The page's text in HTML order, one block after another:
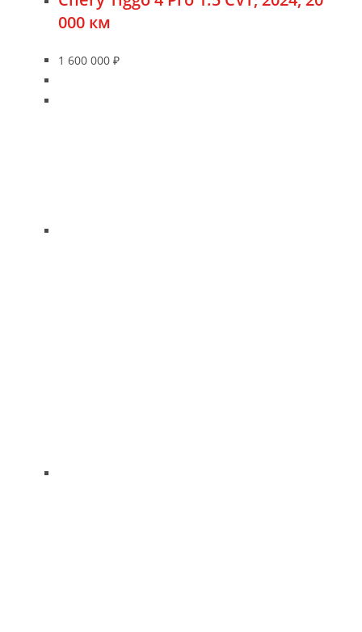
000 км
1 600 000₽